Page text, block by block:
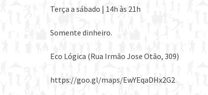
Terça a sábado | 14h às 21h
Somente dinheiro.
Eco Lógica (Rua Irmão Jose Otão, 309)
https://goo.gl/maps/EwYEqaDHx2G2